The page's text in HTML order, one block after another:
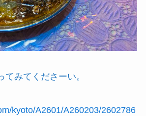
みてくださーい。
kyoto/A2601/A260203/2602786